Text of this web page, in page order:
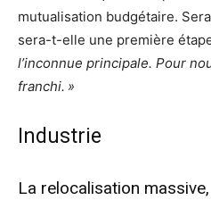
mutualisation budgétaire.
sera-t-elle une première
l’inconnue principale. Pour
franchi. »
Industrie
La relocalisation